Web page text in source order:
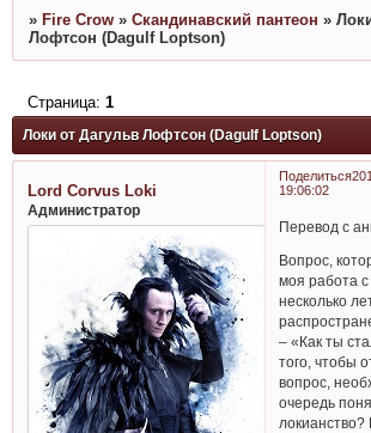
» Fire Crow » Скандинавский пантеон »
Лофтсон (Dagulf Loptson)
Локи от Дагульв Лофтсон (Dagulf Loptson)
Страница: 1
Поделиться
19:06:02
Lord Corvus Loki
Администратор
Перевод с
Вопрос,
моя работа
несколько
– «Как ты
того, чтобы
вопрос,
очередь
локианство?